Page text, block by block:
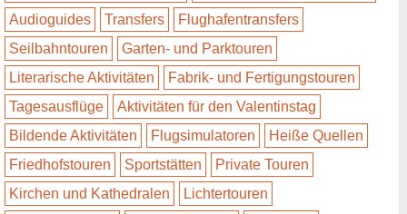
Audioguides
Transfers
Flughafentransfers
Seilbahntouren
Garten- und Parktouren
Literarische Aktivitäten
Fabrik- und Fertigungstouren
Tagesausflüge
Aktivitäten für den Valentinstag
Bildende Aktivitäten
Flugsimulatoren
Heiße Quellen
Friedhofstouren
Sportstätten
Private Touren
Kirchen und Kathedralen
Lichtertouren